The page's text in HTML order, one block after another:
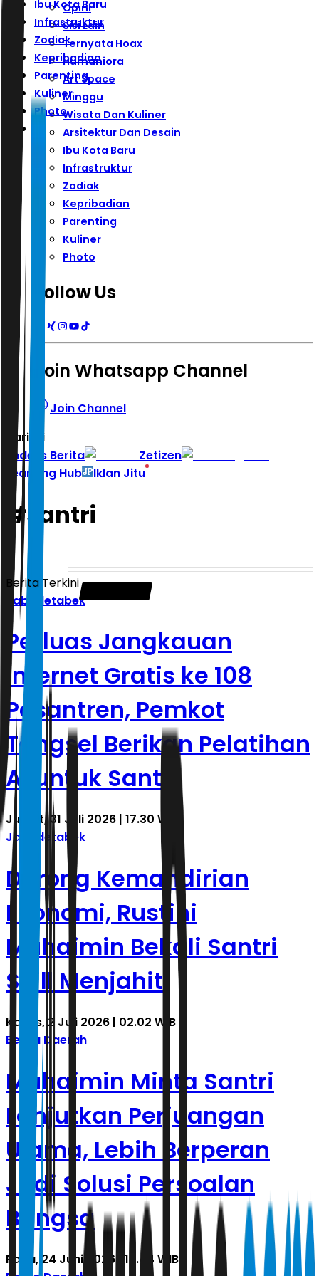
Ibu Kota Baru
Infrastruktur
Zodiak
Kepribadian
Parenting
Kuliner
Photo
Opini
Sisi Lain
Ternyata Hoax
Humaniora
Art Space
Minggu
Wisata Dan Kuliner
Arsitektur Dan Desain
Ibu Kota Baru
Infrastruktur
Zodiak
Kepribadian
Parenting
Kuliner
Photo
Follow Us
Join Whatsapp Channel
Join Channel
Hari ini
Indeks Berita
Zetizen
Learning Hub
Iklan Jitu
#santri
Berita Terkini
Jabodetabek
Perluas Jangkauan
Internet Gratis ke 108
Pesantren, Pemkot
Tangsel Berikan Pelatihan
AI untuk Santri
Jumat, 31 Juli 2026 | 17.30 WIB
Jabodetabek
Dorong Kemandirian
Ekonomi, Rustini
Muhaimin Bekali Santri
Skill Menjahit
Kamis, 2 Juli 2026 | 02.02 WIB
Berita Daerah
Muhaimin Minta Santri
Lanjutkan Perjuangan
Ulama, Lebih Berperan
Jadi Solusi Persoalan
Bangsa
Rabu, 24 Juni 2026 | 15.44 WIB